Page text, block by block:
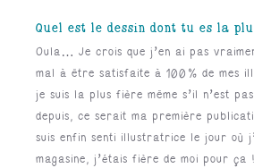
Quel est le dessin dont tu es la
Oula… Je crois que j’en ai pas
mal à être satisfaite à 100% de mes
je suis la plus fière même s’il n’est
depuis, ce serait ma première
suis enfin senti illustratrice le jour où
magasine, j’étais fière de moi pour ça !